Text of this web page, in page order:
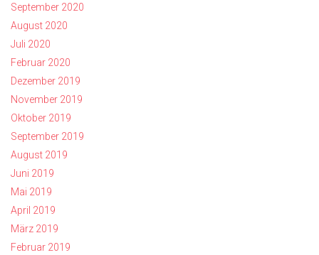
September 2020
August 2020
Juli 2020
Februar 2020
Dezember 2019
November 2019
Oktober 2019
September 2019
August 2019
Juni 2019
Mai 2019
April 2019
März 2019
Februar 2019